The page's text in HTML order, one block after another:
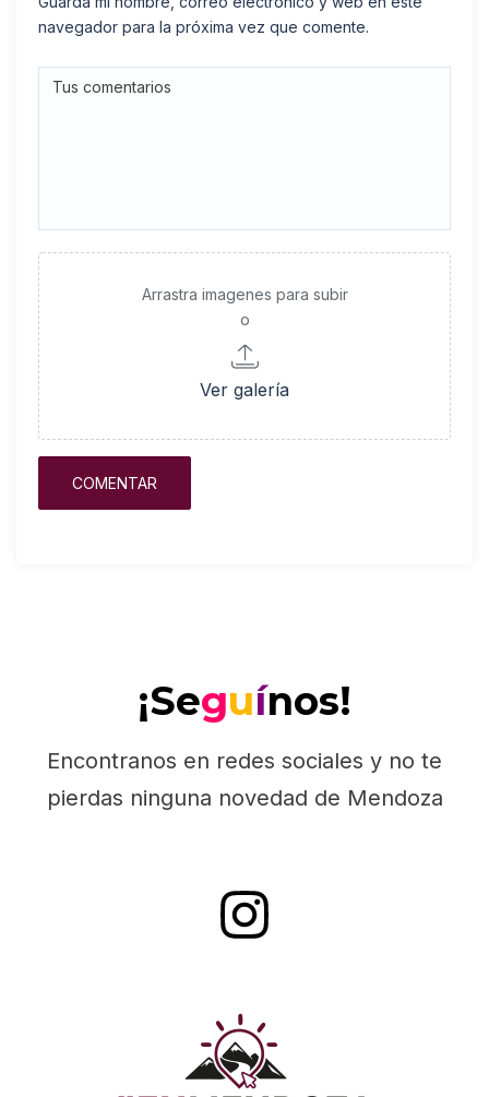
navegador para la próxima vez que comente.
Arrastra imagenes para subir
o
Ver galería
¡Seguínos!
Encontranos en redes sociales y no te
pierdas ninguna novedad de Mendoza